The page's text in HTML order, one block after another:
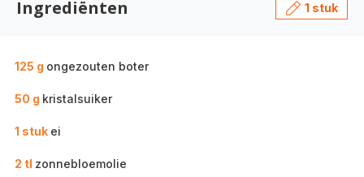
Ingrediënten 1 stuk
125 g ongezouten boter
50 g kristalsuiker
1 stuk ei
2 tl zonnebloemolie